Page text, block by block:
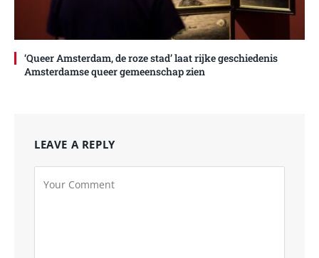
‘Queer Amsterdam, de roze stad’ laat rijke geschiedenis
Amsterdamse queer gemeenschap zien
LEAVE A REPLY